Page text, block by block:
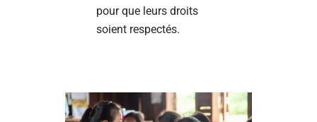
pour que leurs droits
soient respectés.